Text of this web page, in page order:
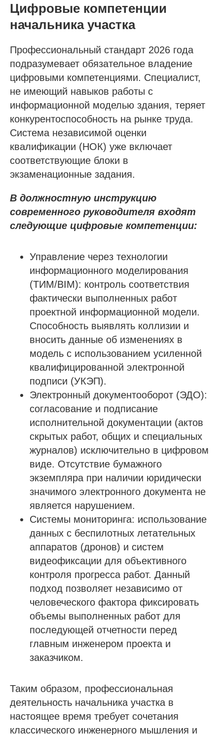
Цифровые компетенции
начальника участка
Профессиональный стандарт 2026 года
подразумевает обязательное владение
цифровыми компетенциями. Специалист,
не имеющий навыков работы с
информационной моделью здания, теряет
конкурентоспособность на рынке труда.
Система независимой оценки
квалификации (НОК) уже включает
соответствующие блоки в
экзаменационные задания.
В должностную инструкцию
современного руководителя входят
следующие цифровые компетенции:
Управление через технологии
информационного моделирования
(ТИМ/BIM): контроль соответствия
фактически выполненных работ
проектной информационной модели.
Способность выявлять коллизии и
вносить данные об изменениях в
модель с использованием усиленной
квалифицированной электронной
подписи (УКЭП).
Электронный документооборот (ЭДО):
согласование и подписание
исполнительной документации (актов
скрытых работ, общих и специальных
журналов) исключительно в цифровом
виде. Отсутствие бумажного
экземпляра при наличии юридически
значимого электронного документа не
является нарушением.
Системы мониторинга: использование
данных с беспилотных летательных
аппаратов (дронов) и систем
видеофиксации для объективного
контроля прогресса работ. Данный
подход позволяет независимо от
человеческого фактора фиксировать
объемы выполненных работ для
последующей отчетности перед
главным инженером проекта и
заказчиком.
Таким образом, профессиональная
деятельность начальника участка в
настоящее время требует сочетания
классического инженерного мышления и